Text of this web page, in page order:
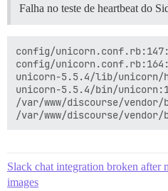
Falha no teste de heartbeat do
config/
config/
unicorn-5.5.4/lib/
unicorn-5.5.4/bin/
/var/www/discourse/
Slack chat integration broken after
images